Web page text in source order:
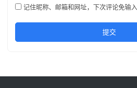
记住昵称、邮箱和网址，下次评论免输入
提交